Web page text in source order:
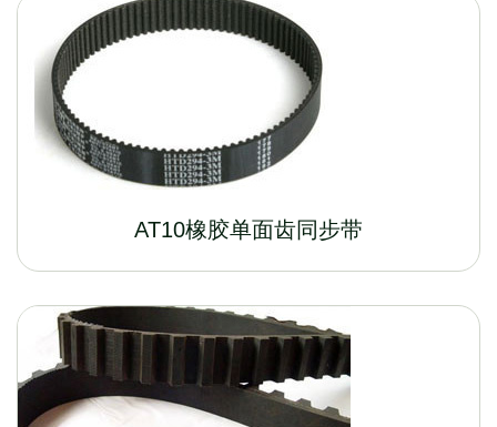
AT10橡胶单面齿同步带